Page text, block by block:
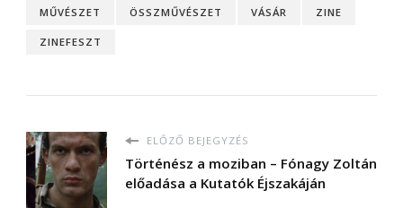
MŰVÉSZET ÖSSZMŰVÉSZET VÁSÁR ZINE
ZINEFESZT
ELŐZŐ BEJEGYZÉS
Történész a moziban – Fónagy Zoltán
előadása a Kutatók Éjszakáján